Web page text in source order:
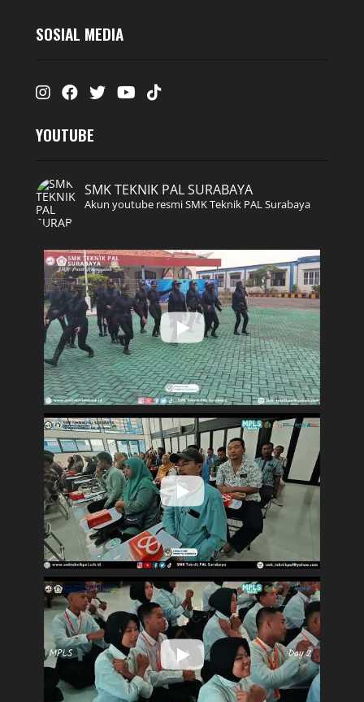
SOSIAL MEDIA
Instagram
FacebookTwitterYoutube
Tiktok
YOUTUBE
SMK TEKNIK PAL SURABAYA
Akun youtube resmi SMK Teknik PAL Surabaya